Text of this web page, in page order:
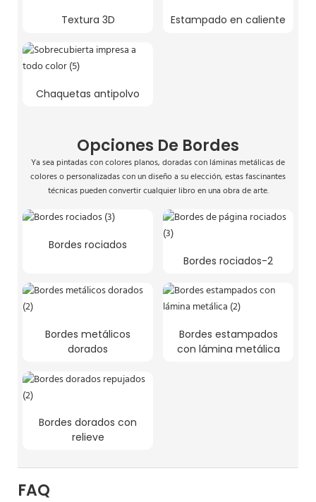
Textura 3D Estampado en caliente
Chaquetas antipolvo
Opciones De Bordes
Ya sea pintadas con colores planos, doradas con láminas metálicas de
colores o personalizadas con un diseño a su elección, estas fascinantes
técnicas pueden convertir cualquier libro en una obra de arte.
Bordes rociados
Bordes rociados-2
Bordes metálicos
dorados
Bordes estampados
con lámina metálica
Bordes dorados con
relieve
FAQ